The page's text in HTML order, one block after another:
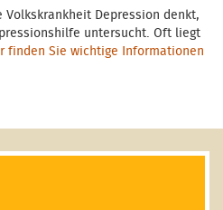
Depression denkt,
untersucht. Oft liegt
finden Sie wichtige Informationen